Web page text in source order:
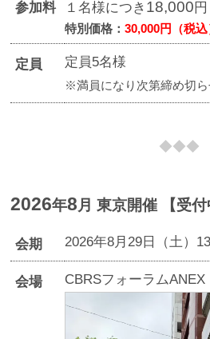
参加料 １名様につき 18,000
特別価格：30,000円（税
定員 定員5名様
※満員になり次第締め切ら
2026年8月 東京開催 【受付
会期 2026年8月29日（土）
会場 CBRSフォーラムANEX